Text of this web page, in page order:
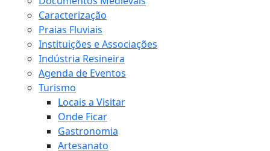
Caracterização
Praias Fluviais
Instituições e Associações
Indústria Resineira
Agenda de Eventos
Turismo
Locais a Visitar
Onde Ficar
Gastronomia
Artesanato